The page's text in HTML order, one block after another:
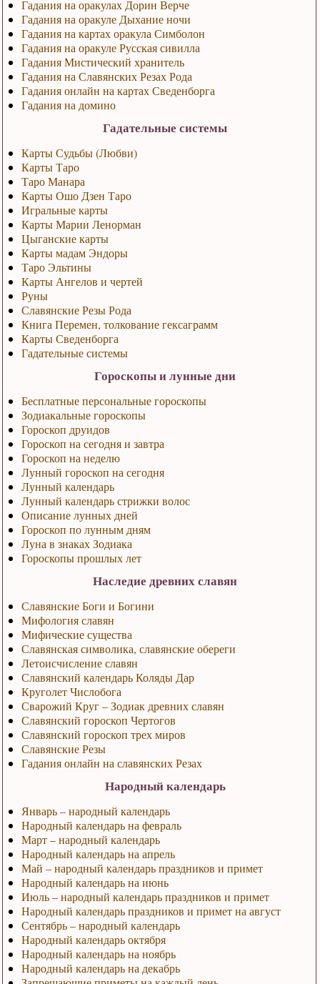
Гадания на оракулах Дорин Верче
Гадания на оракуле Дыхание ночи
Гадания на картах оракула Симболон
Гадания на оракуле Русская сивилла
Гадания Мистический хранитель
Гадания на Славянских Резах Рода
Гадания онлайн на картах Сведенборга
Гадания на домино
Гадательные системы
Карты Судьбы (Любви)
Карты Таро
Таро Манара
Карты Ошо Дзен Таро
Игральные карты
Карты Марии Ленорман
Цыганские карты
Карты мадам Эндоры
Таро Эльтины
Карты Ангелов и чертей
Руны
Славянские Резы Рода
Книга Перемен, толкование гексаграмм
Карты Сведенборга
Гадательные системы
Гороскопы и лунные дни
Бесплатные персональные гороскопы
Зодиакальные гороскопы
Гороскоп друидов
Гороскоп на сегодня и завтра
Гороскоп на неделю
Лунный гороскоп на сегодня
Лунный календарь
Лунный календарь стрижки волос
Описание лунных дней
Гороскоп по лунным дням
Луна в знаках Зодиака
Гороскопы прошлых лет
Наследие древних славян
Славянские Боги и Богини
Мифология славян
Мифические существа
Славянская символика, славянские обереги
Летоисчисление славян
Славянский календарь Коляды Дар
Круголет Числобога
Сварожий Круг – Зодиак древних славян
Славянский гороскоп Чертогов
Славянский гороскоп трех миров
Славянские Резы
Гадания онлайн на славянских Резах
Народный календарь
Январь – народный календарь
Народный календарь на февраль
Март – народный календарь
Народный календарь на апрель
Май – народный календарь праздников и примет
Народный календарь на июнь
Июль – народный календарь праздников и примет
Народный календарь праздников и примет на август
Сентябрь – народный календарь
Народный календарь октября
Народный календарь на ноябрь
Народный календарь на декабрь